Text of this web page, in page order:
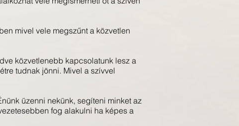
mivel vele megszűnt a közvetlen
közvetlenebb kapcsolatunk lesz a
tudnak jönni. Mivel a szívvel
üzenni nekünk, segíteni minket az
fog alakulni ha képes a